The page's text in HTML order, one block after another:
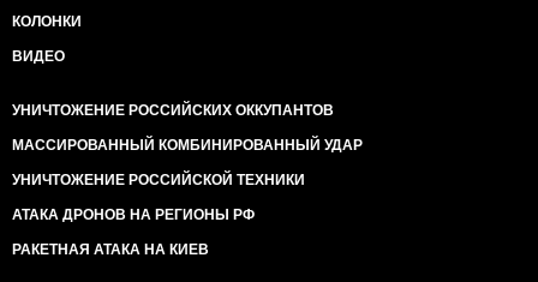
КОЛОНКИ
ВИДЕО
УНИЧТОЖЕНИЕ РОССИЙСКИХ ОККУПАНТОВ
МАССИРОВАННЫЙ КОМБИНИРОВАННЫЙ УДАР
УНИЧТОЖЕНИЕ РОССИЙСКОЙ ТЕХНИКИ
АТАКА ДРОНОВ НА РЕГИОНЫ РФ
РАКЕТНАЯ АТАКА НА КИЕВ